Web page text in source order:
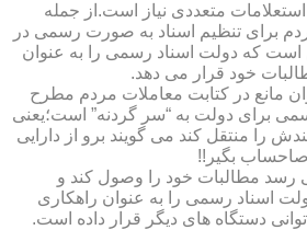
متعددی نیاز است.از جمله
برای تنظیم اسناد به صورت رسمی در
است که دولت اسناد رسمی را به عنوان
خود قرار می دهد.
مانع در کتابت معاملات مردم مطرح
برای دولت به “سر گردنه” است؛یعنی
را منتقل کند می گویند برو از دارایی
بگیر!!
مطالبات خود را وصول کند و
اسناد رسمی را به عنوان راهکاری
دستگاه های دیگر قرار داده است.